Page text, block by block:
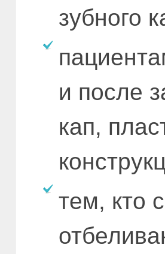
зубного
и после
кап,
тем, кто